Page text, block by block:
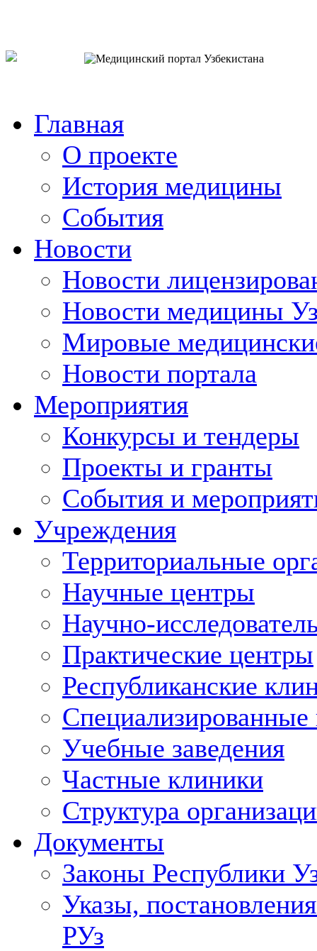
Главная
О проекте
История медицины
События
Новости
Новости
Новости медицины
Мировые
Новости портала
Мероприятия
Конкурсы и тендеры
Проекты и гранты
События и
Учреждения
Территориальные
Научные центры
Научно-
Практические центры
Республиканские
Учебные заведения
Частные клиники
Структура
Документы
Законы Республики
Указы,
РУз